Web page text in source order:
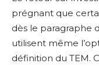
prégnant que
dès le paragraphe
utilisent même
définition du TEM.